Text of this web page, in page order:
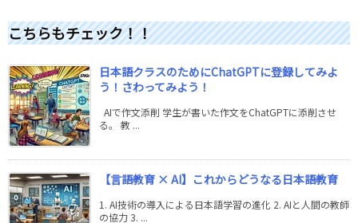
こちらもチェック！！
日本語クラスのためにChatGPTに登録してみよ
う！さわってみよう！
AIで作文添削 学生が書いた作文をChatGPTに添削させ
る。 教 ...
【言語教育 × AI】これからどうなる日本語教育
1. AI技術の導入による日本語学習の進化 2. AIと人間の教師
の協力 3. ...